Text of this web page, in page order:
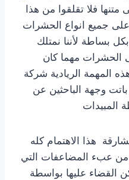
فلا تقلقوا من هذا
جميع انواع الحشرات
بساطة لأننا نمتلك
الحشرات مهما كان
المهمة الريادية شركة
وجهة الباحثين عن
المبيدات
هذا الاهتمام كله
من عبء المضاعفات التي
القضاء عليها بواسطة